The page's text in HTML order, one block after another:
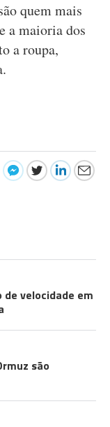
quem mais
a maioria dos
a roupa,
velocidade em
são